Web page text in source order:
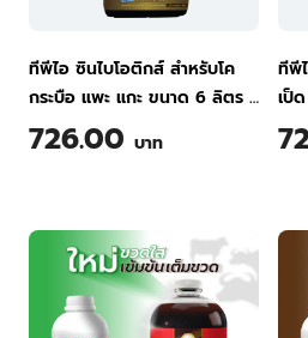
ทีพีไอ ซินไบโอติกส์ สำหรับโค
กระบือ แพะ แกะ ขนาด 6 ลิตร |
TPI Synbiotics for Livestock
6 Liter
726.00 บาท
ทีพี
เป็